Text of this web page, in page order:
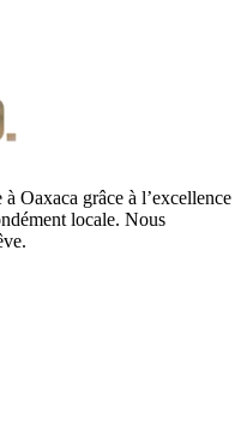
Oaxaca grâce à l’excellence
locale. Nous